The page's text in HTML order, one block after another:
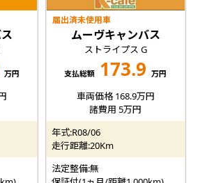
万円
届出済未使用車
ムーヴキャンバス
ストライプス G
支払総額 173.9 万円
車両価格 168.9万円
諸費用 5万円
年式:R08/06
走行距離:20Km
法定整備:無